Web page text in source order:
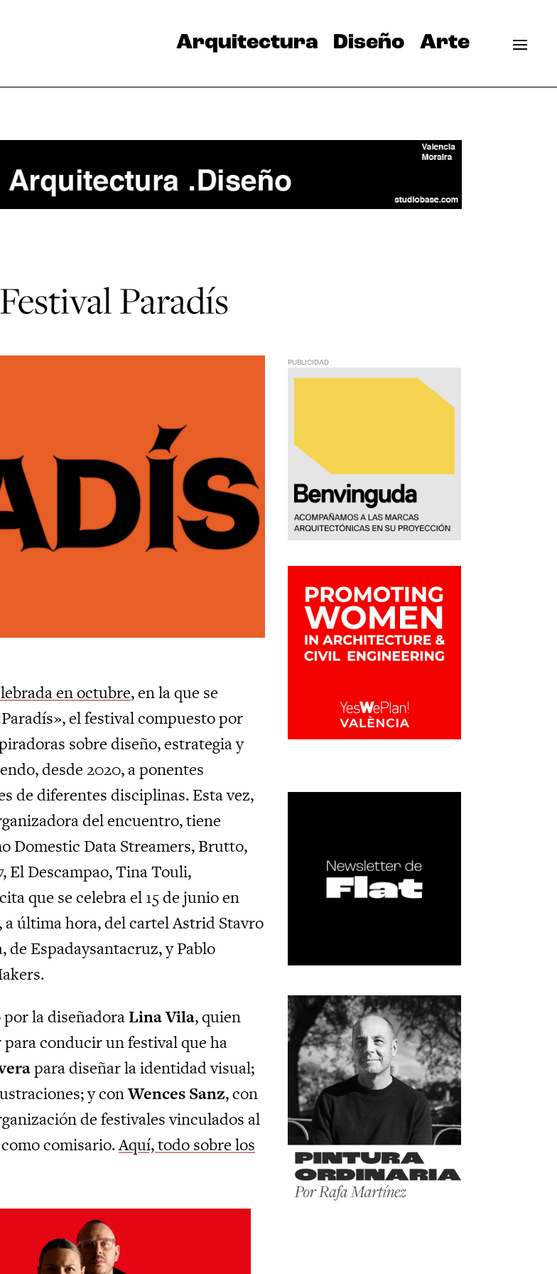
Arquitectura Diseño Arte
Paradís
en octubre, en la que se
el festival compuesto por
sobre diseño, estrategia y
desde 2020, a ponentes
de diferentes disciplinas. Esta vez,
del encuentro, tiene
Domestic Data Streamers, Brutto,
El Descampao, Tina Touli,
que se celebra el 15 de junio en
a última hora, del cartel Astrid Stavro
Espadaysantacruz, y Pablo
por la diseñadoraLina Vila, quien
conducir un festival que ha
para diseñar la identidad visual;
y conWences Sanz, con
de festivales vinculados al
comisario.Aquí, todo sobre los
PUBLICIDAD